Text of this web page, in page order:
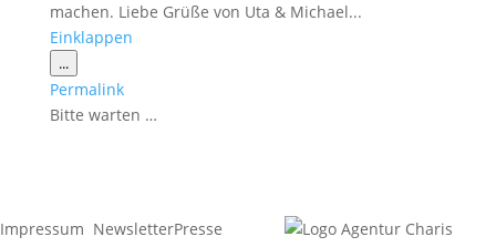
machen. Liebe Grüße von Uta & Michael...
Einklappen
...Diese
Metabox
ein-/ausblenden.
Permalink
Bitte warten …
Impressum NewsletterPresse